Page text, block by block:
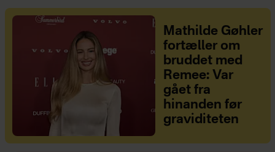
Mathilde Gøhler
fortæller om
bruddet med
Remee: Var
gået fra
hinanden før
graviditeten